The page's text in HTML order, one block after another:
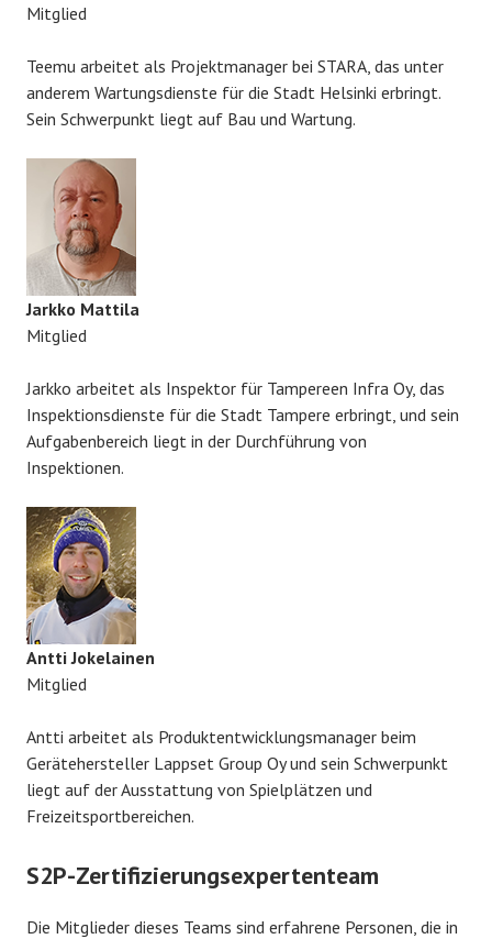
Mitglied
Teemu arbeitet als Projektmanager bei STARA, das unter
anderem Wartungsdienste für die Stadt Helsinki erbringt.
Sein Schwerpunkt liegt auf Bau und Wartung.
Jarkko Mattila
Mitglied
Jarkko arbeitet als Inspektor für Tampereen Infra Oy, das
Inspektionsdienste für die Stadt Tampere erbringt, und sein
Aufgabenbereich liegt in der Durchführung von
Inspektionen.
Antti Jokelainen
Mitglied
Antti arbeitet als Produktentwicklungsmanager beim
Gerätehersteller Lappset Group Oy und sein Schwerpunkt
liegt auf der Ausstattung von Spielplätzen und
Freizeitsportbereichen.
S2P-Zertifizierungsexpertenteam
Die Mitglieder dieses Teams sind erfahrene Personen, die in